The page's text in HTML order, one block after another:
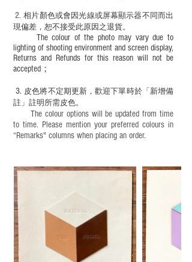
​2.相片顏色或會因光線或屏幕顯示器不同而出
現偏差，恕不接受此原因之退貨。
The colour of the photo may vary due to
lighting of shooting environment and screen display,
Returns and Refunds for this reason will not be
accepted；
3. 皮色將不定期更新，歡迎下單時於「新增備
註」註明 所需皮色。
The colour options will be updated from time
to time. Please mention your preferred colours in
“Remarks" columns when placing an order.